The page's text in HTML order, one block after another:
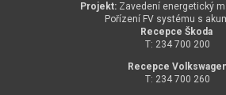
Projekt: Zavedení energetický
Pořízení FV systému s
Recepce Škoda
T: 234 700 200
Recepce
T: 234 700 260